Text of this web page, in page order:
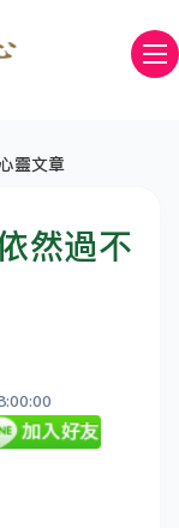
靈文章
然過不